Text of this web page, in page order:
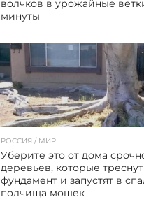
волчков в урожайные
минуты
РОССИЯ / МИР
Уберите это от дома
деревьев, которые треснут
фундамент и запустят в
полчища мошек